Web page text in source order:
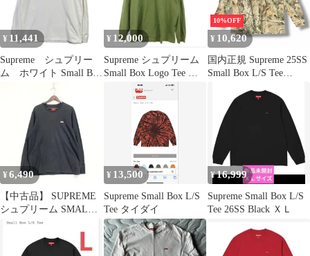
¥ 11,441
Supreme シュプリー
ム ホワイト Small Box
L/S Tee スモールボック
スロゴロングスリーブ
カットソー L
¥ 12,000
Supreme シュプリーム
Small Box Logo Tee ロ
10%OFF
¥ 10,620
国内正規 Supreme 25SS
Small Box L/S Tee
ールボックスロゴリア
ルツリーカットソー 長
袖Tシャツ ロンT シュ
プリーム マルチカラー
L （15632M）
¥6,490
【中古品】 SUPREME
シュプリーム SMALL
BOX LOGO L S TEE ス
モール ボックス ロゴ
ロングスリーブ Tシャ
¥ 13,500
Supreme Small Box L/S
Tee タイダイ
¥16,999
Supreme Small Box L/S
Tee 26SS Black ＸＬ